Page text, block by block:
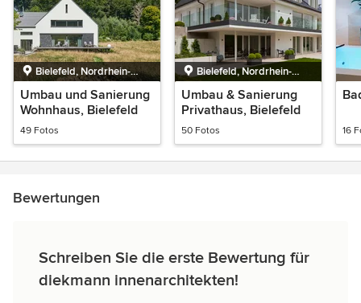
Bielefeld, Nordrhein-
Westfalen
Umbau und Sanierung
Wohnhaus, Bielefeld
49 Fotos
Bielefeld, Nordrhein-
Westfalen
Umbau & Sanierung
Privathaus, Bielefeld
50 Fotos 16
Bewertungen
Schreiben Sie die erste Bewertung für
diekmann innenarchitekten!